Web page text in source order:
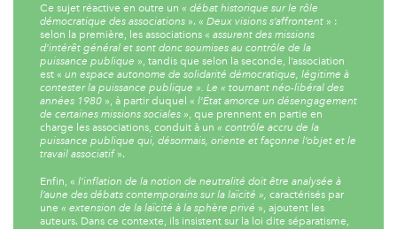
Ce sujet réactive en outre un « débat historique sur le rôle
démocratique des associations ». « Deux visions s’affrontent » :
selon la première, les associations « assurent des missions
d'intérêt général et sont donc soumises au contrôle de la
puissance publique », tandis que selon la seconde, l’association
est « un espace autonome de solidarité démocratique, légitime à
contester la puissance publique ». Le « tournant néo-libéral des
années 1980 », à partir duquel « l’État amorce un désengagement
de certaines missions sociales » , que prennent en partie en
charge les associations, conduit à un « contrôle accru de la
puissance publique qui, désormais, oriente et façonne l’objet et le
travail associatif ».
Enfin, « l’inflation de la notion de neutralité doit être analysée à
l’aune des débats contemporains sur la laïcité », caractérisés par
une « extension de la laïcité à la sphère privé », ajoutent les
auteurs. Dans ce contexte, ils insistent sur la loi dite séparatisme,